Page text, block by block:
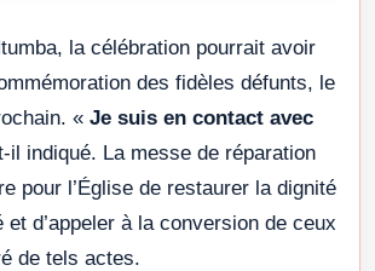
la célébration pourrait avoir
des fidèles défunts, le
« Je suis en contact avec
il indiqué. La messe de réparation
pour l’Église de restaurer la dignité
et d’appeler à la conversion de ceux
de tels actes.